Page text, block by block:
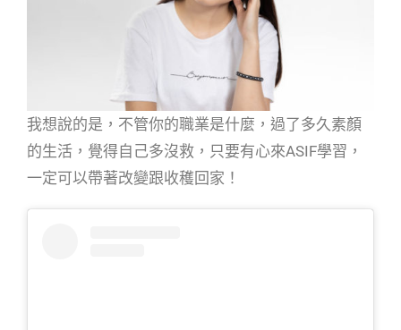
我想說的是，不管你的職業是什麼，過了多久素顏
的生活，覺得自己多沒救，只要有心來ASIF學習，
一定可以帶著改變跟收穫回家！